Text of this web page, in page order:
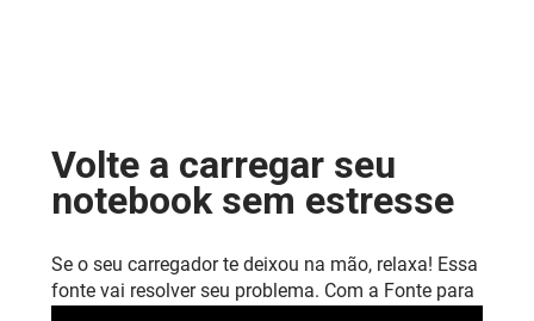
Volte a carregar seu
notebook sem estresse
Se o seu carregador te deixou na mão, relaxa! Essa
fonte vai resolver seu problema. Com a Fonte para